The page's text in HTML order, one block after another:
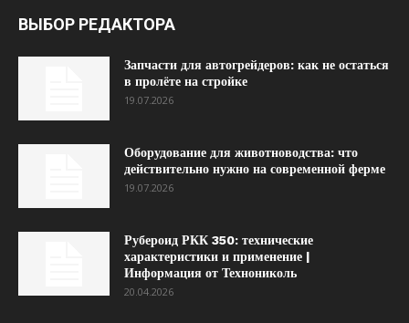
ВЫБОР РЕДАКТОРА
Запчасти для автогрейдеров: как не остаться
в пролёте на стройке
19.07.2026
Оборудование для животноводства: что
действительно нужно на современной ферме
19.07.2026
Рубероид РКК 350: технические
характеристики и применение |
Информация от Технониколь
20.04.2026